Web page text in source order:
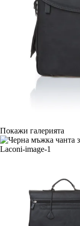
Покажи галерията